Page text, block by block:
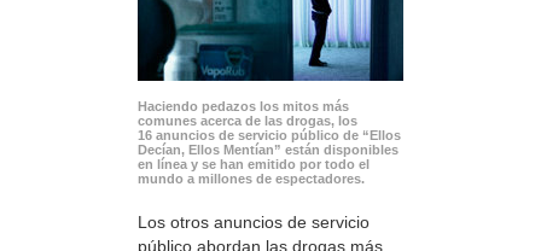
Haciendo pedazos los mitos más
comunes acerca de las drogas, los
16 anuncios de servicio público de “Ellos
Decían, Ellos Mentían” están disponibles
en línea y se han emitido por todo el
mundo a millones de espectadores.
Los otros anuncios de servicio
público abordan las drogas más